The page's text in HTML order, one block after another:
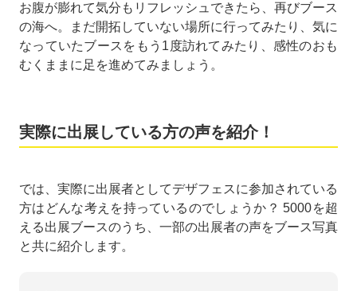
お腹が膨れて気分もリフレッシュできたら、再びブース
の海へ。まだ開拓していない場所に行ってみたり、気に
なっていたブースをもう1度訪れてみたり、感性のおも
むくままに足を進めてみましょう。
実際に出展している方の声を紹介！
では、実際に出展者としてデザフェスに参加されている
方はどんな考えを持っているのでしょうか？ 5000を超
える出展ブースのうち、一部の出展者の声をブース写真
と共に紹介します。